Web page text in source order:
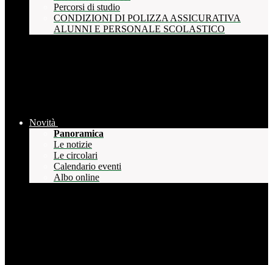
Percorsi di studio
CONDIZIONI DI POLIZZA ASSICURATIVA
ALUNNI E PERSONALE SCOLASTICO
Novità
Panoramica
Le notizie
Le circolari
Calendario eventi
Albo online